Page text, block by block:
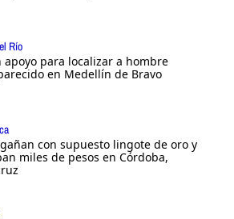
Río
apoyo para localizar a hombre
en Medellín de Bravo
con supuesto lingote de oro y
miles de pesos en Córdoba,